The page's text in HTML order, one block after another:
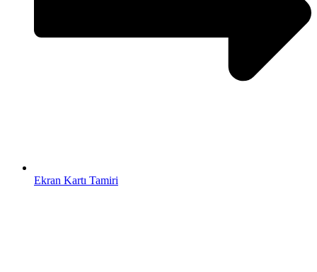
Ekran Kartı Tamiri